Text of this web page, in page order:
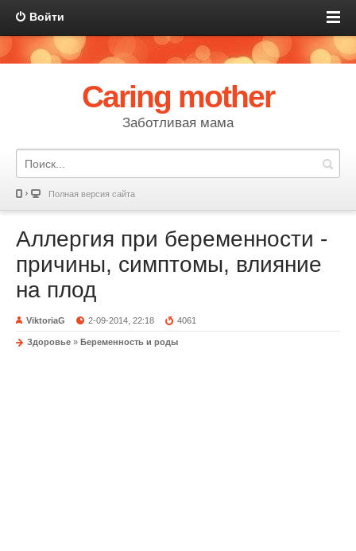
Войти
Caring mother
Заботливая мама
Полная версия сайта
Аллергия при беременности -
причины, симптомы, влияние
на плод
ViktoriaG 2-09-2014, 22:18 4061
Здоровье » Беременность и роды